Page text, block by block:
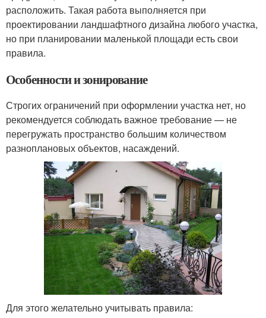
расположить. Такая работа выполняется при
проектировании ландшафтного дизайна любого участка,
но при планировании маленькой площади есть свои
правила.
Особенности и зонирование
Строгих ограничений при оформлении участка нет, но
рекомендуется соблюдать важное требование — не
перегружать пространство большим количеством
разноплановых объектов, насаждений.
Для этого желательно учитывать правила: